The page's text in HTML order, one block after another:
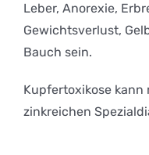
Leber, Anorexie,
Gewichtsverlust,
Bauch sein.
Kupfertoxikose
zinkreichen